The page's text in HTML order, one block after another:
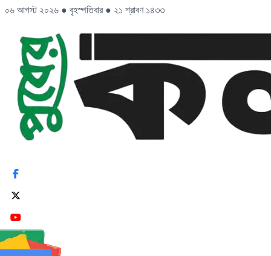
০৬ আগস্ট ২০২৬ ● বৃহস্পতিবার ● ২১ শ্রাবণ ১৪৩৩